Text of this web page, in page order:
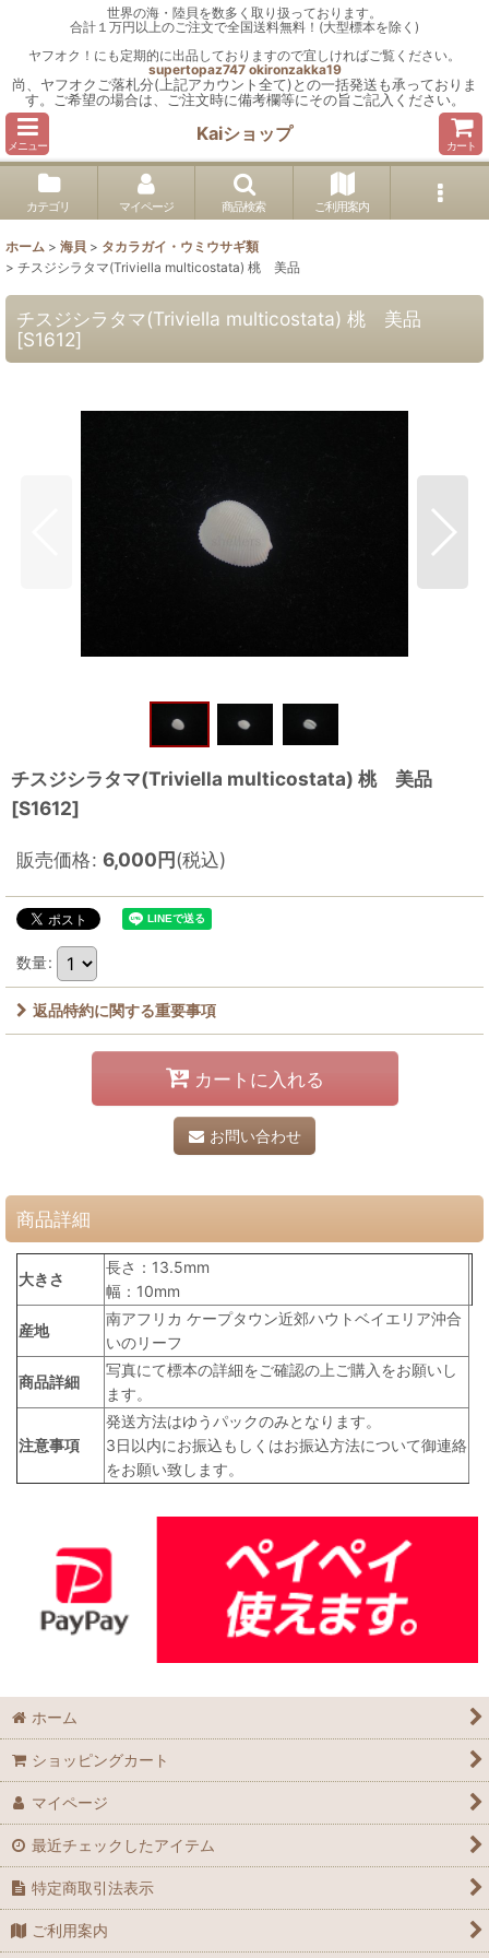
世界の海・陸貝を数多く取り扱っております。
合計１万円以上のご注文で全国送料無料！(大型標本を除く)
ヤフオク！にも定期的に出品しておりますので宜しければご覧ください。
supertopaz747 okironzakka19
尚、ヤフオクご落札分(上記アカウント全て)との一括発送も承っておりま
す。ご希望の場合は、ご注文時に備考欄等にその旨ご記入ください。
メニュー
Kaiショップ
カート
カテゴリ マイページ 商品検索 ご利用案内
ホーム > 海貝 > タカラガイ・ウミウサギ類
> チスジシラタマ(Triviella multicostata) 桃 美品
チスジシラタマ(Triviella multicostata) 桃 美品
[S1612]
チスジシラタマ(Triviella multicostata) 桃 美品
[S1612]
販売価格: 6,000円(税込)
数量:
返品特約に関する重要事項
カートに入れる
お問い合わせ
商品詳細
大きさ
長さ：13.5mm
幅：10mm
産地
南アフリカ ケープタウン近郊ハウトベイエリア沖合
いのリーフ
商品詳細
写真にて標本の詳細をご確認の上ご購入をお願いし
ます。
注意事項
発送方法はゆうパックのみとなります。
3日以内にお振込もしくはお振込方法について御連絡
をお願い致します。
ホーム
ショッピングカート
マイページ
最近チェックしたアイテム
特定商取引法表示
ご利用案内